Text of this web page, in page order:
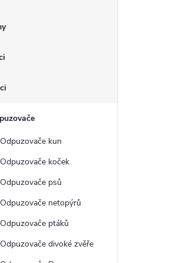
Odpuzovače kun
Odpuzovače koček
Odpuzovače psů
Odpuzovače netopýrů
Odpuzovače ptáků
Odpuzovače divoké zvěře